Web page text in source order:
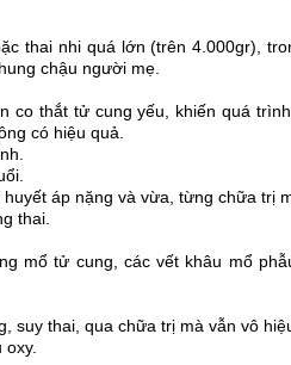
thai nhi quá lớn (trên 4.000gr),
chậu người mẹ.
co thắt tử cung yếu, khiến quá
có hiệu quả.
áp nặng và vừa, từng chữa trị
thai.
mổ tử cung, các vết khâu mổ
suy thai, qua chữa trị mà vẫn vô